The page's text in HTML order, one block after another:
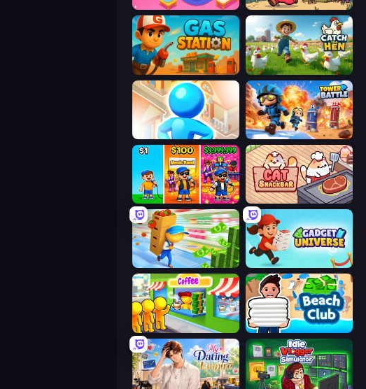
Spa Empire Capy Cafe
Gas Station Catch the Hen
City Builder Tower Battle
Music Band Cat Snack Bar
Supermarket Empire Gadget Universe
Coffee Idle Beach Club